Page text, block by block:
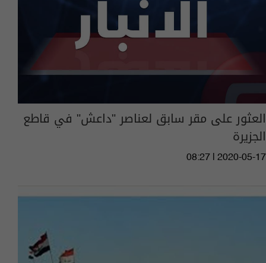
العثور على مقر سابق لعناصر "داعش" في قاطع
الجزيرة
08:27 | 2020-05-17